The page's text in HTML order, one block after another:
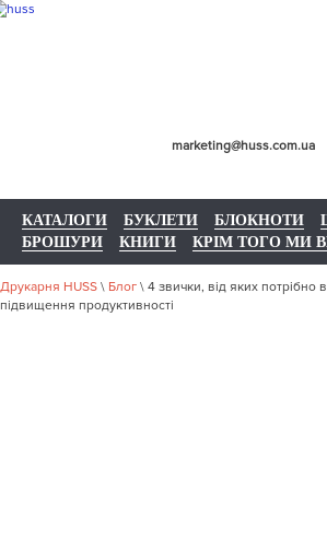
marketing@huss.com.ua
КАТАЛОГИ БУКЛЕТИ БЛОКНОТИ
БРОШУРИ
КНИГИ КРІМ ТОГО МИ
Друкарня HUSS \ Блог \ 4 звички, від яких потрібно
підвищення продуктивності